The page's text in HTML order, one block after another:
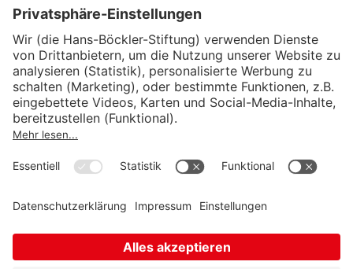
Wirtschafts- und Sozialwissenschaftliches Institut
Institut für Makroökonomie und
Konjunkturforschung
Unternehmensführung